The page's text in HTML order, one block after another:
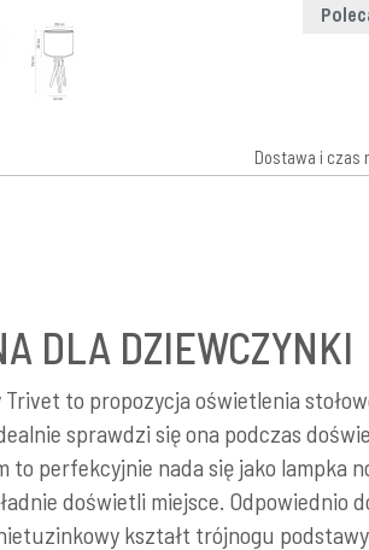
Dostawa i czas
DLA DZIEWCZYNKI
to propozycja oświetlenia
sprawdzi się ona podczas
perfekcyjnie nada się jako lampka
doświetli miejsce.
kształt trójnogu